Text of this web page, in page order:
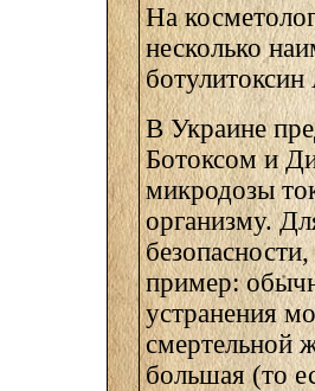
На
несколько
В Украине
Ботоксом и
микродозы
организму.
пример:
устранения
смертельной
большая (то